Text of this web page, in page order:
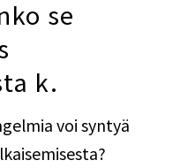
se
k.
voi syntyä